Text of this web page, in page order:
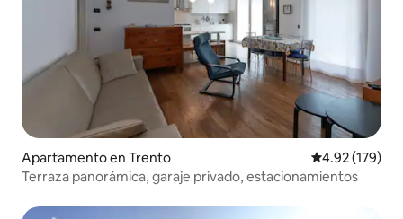
Apartamento en Trento Calificación
4.92 (179)
Terraza panorámica, garaje privado, estacionamientos